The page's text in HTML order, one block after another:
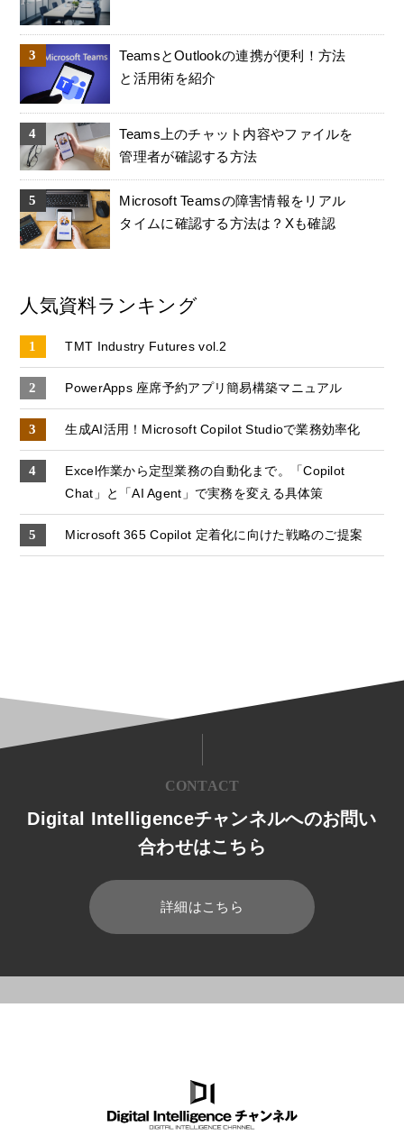
TeamsとOutlookの連携が便利！方法
と活用術を紹介
Teams上のチャット内容やファイルを
管理者が確認する方法
Microsoft Teamsの障害情報をリアル
タイムに確認する方法は？Xも確認
人気資料ランキング
TMT Industry Futures vol.2
PowerApps 座席予約アプリ簡易構築マニュアル
生成AI活用！Microsoft Copilot Studioで業務効率化
Excel作業から定型業務の自動化まで。「Copilot
Chat」と「AI Agent」で実務を変える具体策
Microsoft 365 Copilot 定着化に向けた戦略のご提案
CONTACT
Digital Intelligenceチャンネルへのお問い
合わせはこちら
詳細はこちら